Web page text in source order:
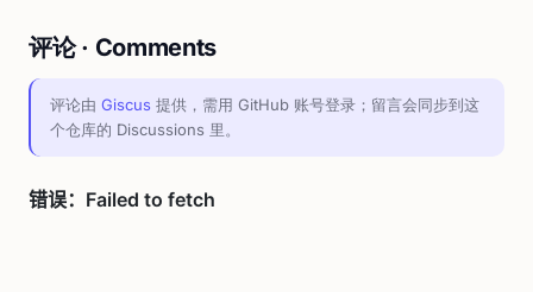
评论 · Comments
评论由 Giscus 提供，需用 GitHub 账号登录；留言会同步到这
个仓库的 Discussions 里。